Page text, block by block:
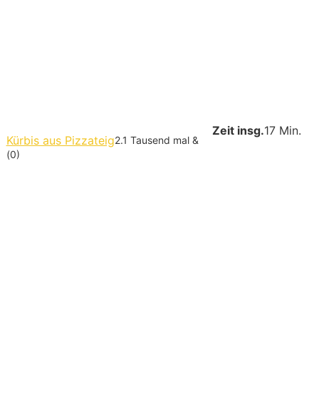
Zeit insg.17 Min.
Kürbis aus Pizzateig2.1 Tausend mal &
(0)